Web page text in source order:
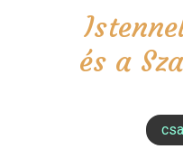
és a